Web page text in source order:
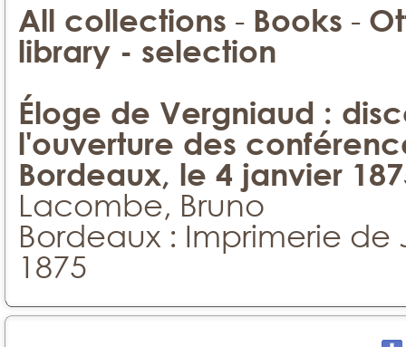
All collections - Books -
library - selection
Éloge de Vergniaud :
l'ouverture des
Bordeaux, le 4 janvier
Lacombe, Bruno
Bordeaux : Imprimerie de
1875